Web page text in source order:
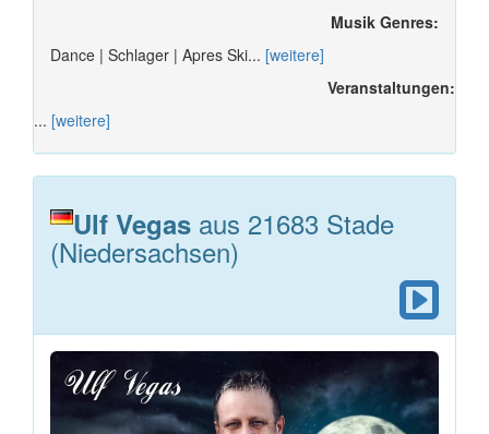
Musik Genres:
Dance | Schlager | Apres Ski... [weitere]
Veranstaltungen:
... [weitere]
Ulf Vegas aus 21683 Stade
(Niedersachsen)